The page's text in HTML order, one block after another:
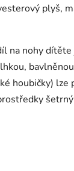
plyš,
na nohy
houbičky) lze